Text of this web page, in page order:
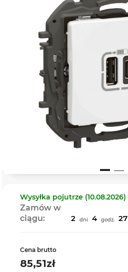
Wysyłka pojutrze (10.08.2026)
Zamów w
ciągu:
2 dni 4 godz. 27
Cena brutto
85,51zł